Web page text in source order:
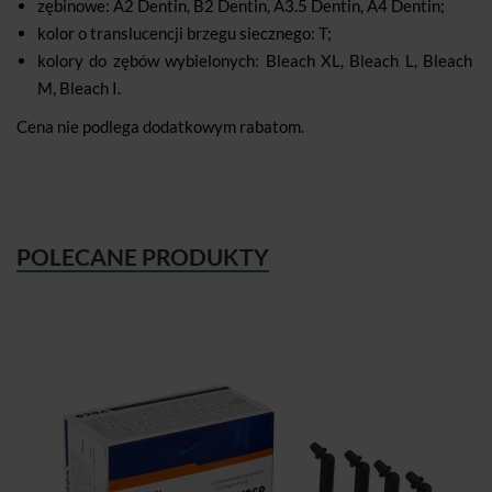
zębinowe: A2 Dentin, B2 Dentin, A3.5 Dentin, A4 Dentin;
kolor o translucencji brzegu siecznego: T;
kolory do zębów wybielonych: Bleach XL, Bleach L, Bleach
M, Bleach I.
Cena nie podlega dodatkowym rabatom.
POLECANE PRODUKTY